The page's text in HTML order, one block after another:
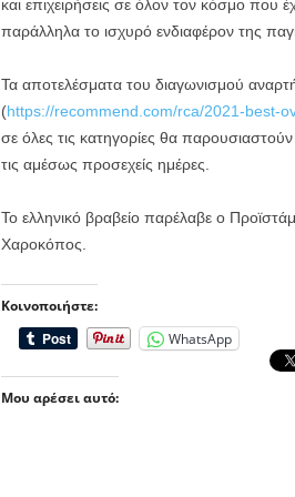
και επιχειρήσεις σε όλον τον κόσμο που
παράλληλα το ισχυρό ενδιαφέρον της
Τα αποτελέσματα του διαγωνισμού
(https://recommend.com/rca/2021-best-
σε όλες τις κατηγορίες θα
τις αμέσως προσεχείς ημέρες.
Το ελληνικό βραβείο παρέλαβε ο
Χαροκόπος.
Κοινοποιήστε:
WhatsApp
Μου αρέσει αυτό: